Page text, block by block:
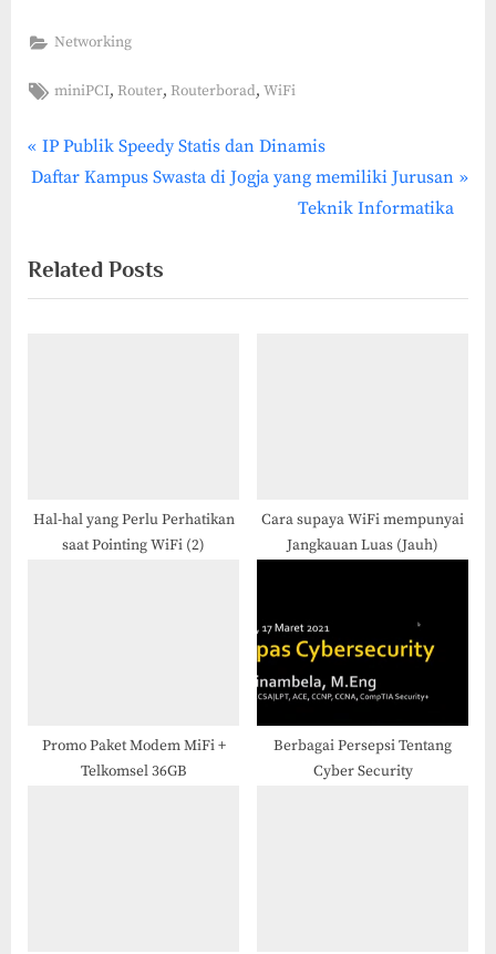
Networking
Tags:
miniPCI,Router,Routerborad,WiFi
Post
navigation
P
r
i
o
:
IP Publik Speedy Statis dan Dinamis
N
t
P
Daftar Kampus Swasta di Jogja yang memiliki Jurusan
Teknik Informatika
Related Posts
Hal-hal yang Perlu Perhatikan
saat Pointing WiFi (2)
Cara supaya WiFi mempunyai
Jangkauan Luas (Jauh)
Promo Paket Modem MiFi +
Telkomsel 36GB
Berbagai Persepsi Tentang
Cyber Security